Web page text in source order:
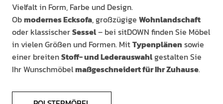
Vielfalt in Form, Farbe und Design.
Obmodernes Ecksofa, großzügige Wohnlandschaft
oder klassischerSessel– bei sitDOWN finden Sie Möbel
in vielen Größen und Formen. MitTypenplänen sowie
einer breitenStoff- und Lederauswahlgestalten Sie
Ihr Wunschmöbelmaßgeschneidert für Ihr Zuhause.